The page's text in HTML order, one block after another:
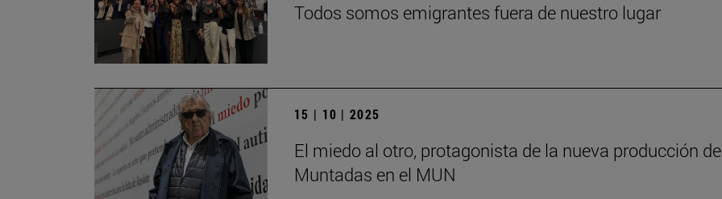
Todos somos emigrantes fuera de nuestro lugar
15 | 10 | 2025
El miedo al otro, protagonista de la nueva producción de
Muntadas en el MUN